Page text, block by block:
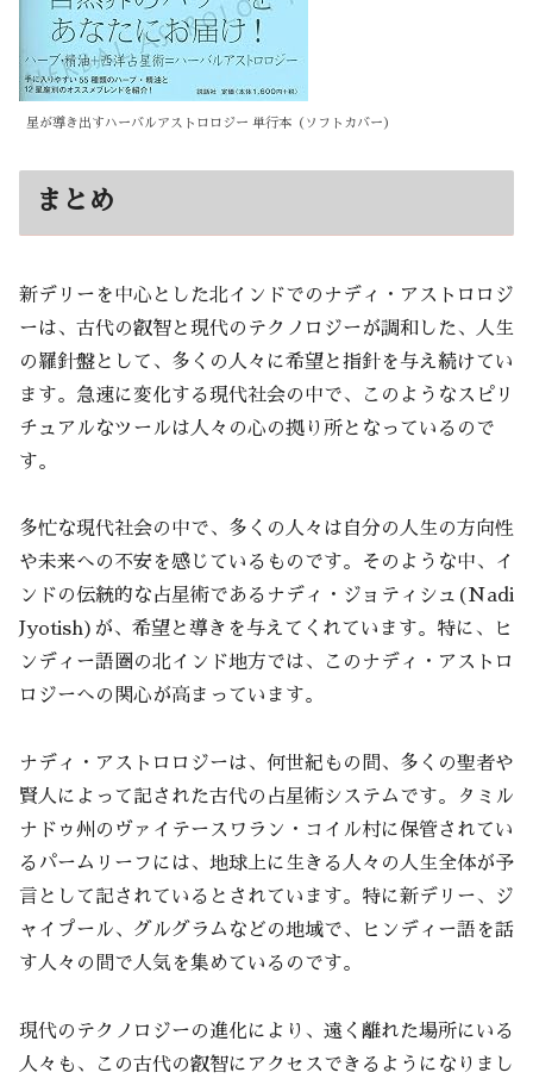
星が導き出すハーバルアストロロジー 単行本（ソフトカバー）
まとめ
新デリーを中心とした北インドでのナディ・アストロロジ
ーは、古代の叡智と現代のテクノロジーが調和した、人生
の羅針盤として、多くの人々に希望と指針を与え続けてい
ます。急速に変化する現代社会の中で、このようなスピリ
チュアルなツールは人々の心の拠り所となっているので
す。
多忙な現代社会の中で、多くの人々は自分の人生の方向性
や未来への不安を感じているものです。そのような中、イ
ンドの伝統的な占星術であるナディ・ジョティシュ(Nadi
Jyotish)が、希望と導きを与えてくれています。特に、ヒ
ンディー語圏の北インド地方では、このナディ・アストロ
ロジーへの関心が高まっています。
ナディ・アストロロジーは、何世紀もの間、多くの聖者や
賢人によって記された古代の占星術システムです。タミル
ナドゥ州のヴァイテースワラン・コイル村に保管されてい
るパームリーフには、地球上に生きる人々の人生全体が予
言として記されているとされています。特に新デリー、ジ
ャイプール、グルグラムなどの地域で、ヒンディー語を話
す人々の間で人気を集めているのです。
現代のテクノロジーの進化により、遠く離れた場所にいる
人々も、この古代の叡智にアクセスできるようになりまし